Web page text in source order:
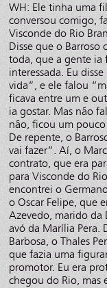
WH: Ele tinha uma
conversou comigo,
Visconde do Rio
Disse que o
toda, que a gente ia
interessada. Eu
vida”, e ele falou
ficava entre um e
ia gostar. Mas não
não, ficou um pouco
De repente, o
vai fazer”. Aí, o
contrato, que era
para Visconde do
encontrei o
o Oscar Felipe, que
Azevedo, marido
avó da Marília Pera.
Barbosa, o Thales
que fazia uma
promotor. Eu era
chegou do Rio, mas